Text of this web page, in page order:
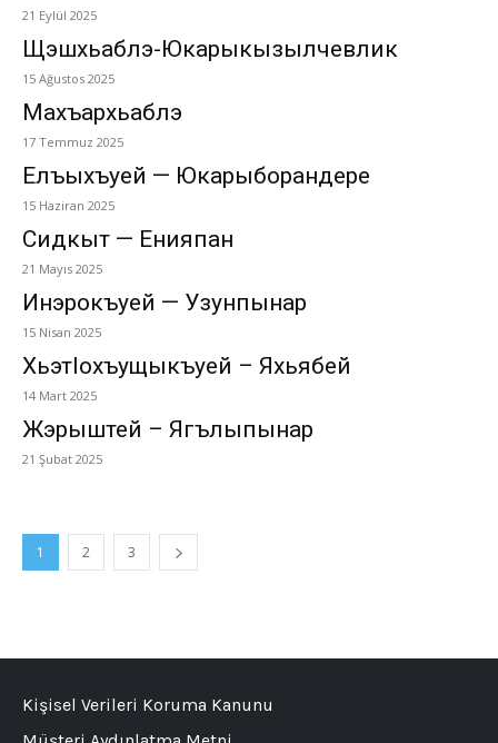
21 Eylül 2025
Щӏэшхьаблэ-Юкарыкызылчевлик
15 Ağustos 2025
Махъархьаблэ
17 Temmuz 2025
Елъыхъуей — Юкарыборандере
15 Haziran 2025
Сидкыт — Енияпан
21 Mayıs 2025
Инэрокъуей — Узунпынар
15 Nisan 2025
Хьэтlохъущыкъуей – Яхьябей
14 Mart 2025
Жэрыштей – Ягълыпынар
21 Şubat 2025
1 2 3
Kişisel Verileri Koruma Kanunu